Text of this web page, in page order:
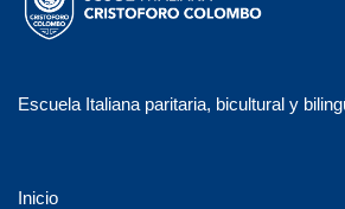
Escuela Italiana paritaria, bicultural y
Inicio